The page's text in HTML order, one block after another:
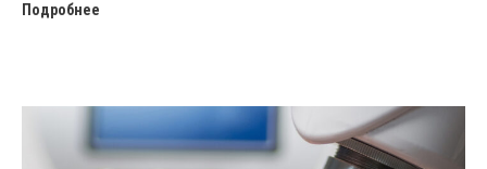
Подробнее